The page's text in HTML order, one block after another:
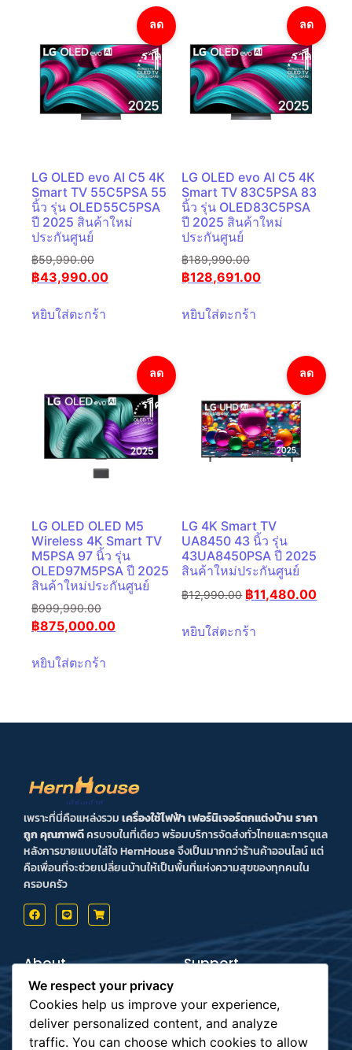
ลด
ราคา!
LG OLED evo AI C5 4K
Smart TV 55C5PSA 55
นิ้ว รุ่น OLED55C5PSA
ปี 2025 สินค้าใหม่
ประกันศูนย์
฿59,990.00
฿43,990.00
หยิบใส่ตะกร้า
ลด
ราคา!
LG OLED evo AI C5 4K
Smart TV 83C5PSA 83
นิ้ว รุ่น OLED83C5PSA
ปี 2025 สินค้าใหม่
ประกันศูนย์
฿189,990.00
฿128,691.00
หยิบใส่ตะกร้า
ลด
ราคา!
LG OLED OLED M5
Wireless 4K Smart TV
M5PSA 97 นิ้ว รุ่น
OLED97M5PSA ปี 2025
สินค้าใหม่ประกันศูนย์
฿999,990.00
฿875,000.00
หยิบใส่ตะกร้า
ลด
ราคา!
LG 4K Smart TV
UA8450 43 นิ้ว รุ่น
43UA8450PSA ปี 2025
สินค้าใหม่ประกันศูนย์
฿12,990.00 ฿11,480.00
หยิบใส่ตะกร้า
เพราะที่นี่คือแหล่งรวมเครื่องใช้ไฟฟ้า เฟอร์นิเจอร์ตกแต่งบ้าน ราคา
ถูก คุณภาพดีครบจบในที่เดียว พร้อมบริการจัดส่งทั่วไทยและการดูแล
หลังการขายแบบใส่ใจ HernHouse จึงเป็นมากกว่าร้านค้าออนไลน์ แต่
คือเพื่อนที่จะช่วยเปลี่ยนบ้านให้เป็นพื้นที่แห่งความสุขของทุกคนใน
ครอบครัว
About
Terms & Conditions
Privacy Policy
Support
Order Tracking
Payment Subscribe
We respect your privacy
Cookies help us improve your experience,
deliver personalized content, and analyze
traffic. You can choose which cookies to allow